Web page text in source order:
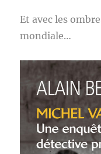
Et avec les
mondiale…